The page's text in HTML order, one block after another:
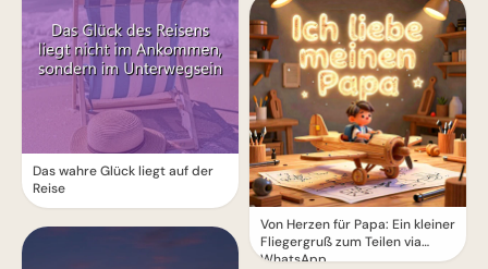
Das wahre Glück liegt auf der
Reise
Von Herzen für Papa: Ein kleiner
Fliegergruß zum Teilen via
WhatsApp